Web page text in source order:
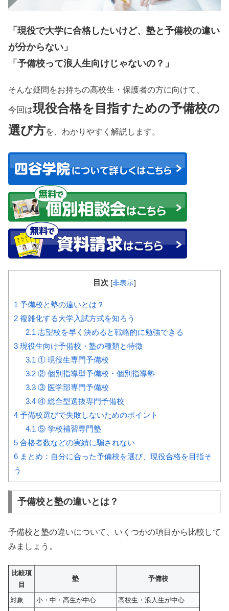
「現役で大学に合格したいけど、塾と予備校の違い
が分からない」
「予備校って浪人生向けじゃないの？」
そんな疑問をお持ちの高校生・保護者の方に向けて、
今回は現役合格を目指すための予備校の
選び方を、わかりやすく解説します。
目次 [非表示]
1 予備校と塾の違いとは？
2 複雑化する大学入試方式を知ろう
2.1 志望校を早く決めると戦略的に勉強できる
3 現役生向け予備校・塾の種類と特徴
3.1 ① 現役生専門予備校
3.2② 個別指導型予備校・個別指導塾
3.3③ 医学部専門予備校
3.4④ 総合型選抜専門予備校
4 予備校選びで失敗しないためのポイント
4.1 ⑤ 学校補習専門塾
5 合格者数などの実績に騙されない
6 まとめ：自分に合った予備校を選び、現役合格を目指そ
う
予備校と塾の違いとは？
予備校と塾の違いについて、いくつかの項目から比較して
みましょう。
比較項
目
塾 予備校
対象 小・中・高生が中心
高校生・浪人生が中心